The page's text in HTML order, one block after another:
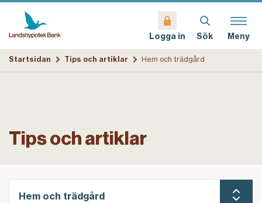
Logga in Sök Meny
Startsidan Tips och artiklar Hem och trädgård
Tips och artiklar
Hem och trädgård